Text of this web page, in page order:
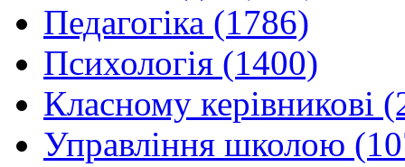
Педагогіка (1786)
Психологія (1400)
Класному керівникові
Управління школою